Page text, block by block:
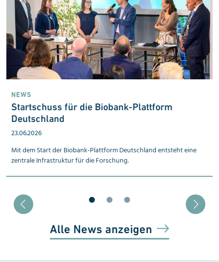
NEWS
Startschuss für die Biobank-Plattform
Deutschland
23.06.2026
Mit dem Start der Biobank-Plattform Deutschland entsteht eine
zentrale Infrastruktur für die Forschung.
Alle News anzeigen